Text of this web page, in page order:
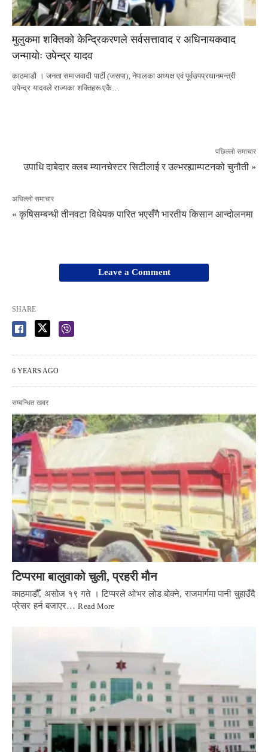
मुलुकमा शक्तिको केन्द्रिकरणले सर्वसत्तावाद र अधिनायकवाद
जन्मायोः उपेन्द्र यादव
काठमाडौ । जनता समाजवादी पार्टी (जसपा), नेपालका अध्यक्ष एवं पूर्वउपप्रधानमन्त्री
उपेन्द्र यादवले राज्यका शक्तिहरू एकै…
पछिल्लो समाचार
उपाधि दाबेदार क्लब म्यानचेस्टर सिटीलाई र उल्भरह्याम्पटनको चुनौती »
अघिल्लो समाचार
« कृषिसम्बन्धी तीनवटा विधेयक पारित भएसँगै भारतीय किसान आन्दोलनमा
Leave a Comment
SHARE
6 YEARS AGO
सम्बन्धित खबर
टिप्परमा बालुवाको चुली, प्रहरी मौन
काठमाडौँ, असोज १९ गते । टिप्परले ओभर लोड बोक्ने, राजमार्गमा पानी चुहाउँदै
प्रेसर हर्न बजाएर…Read More